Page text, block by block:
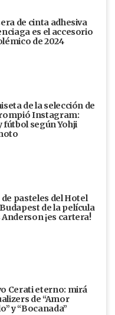
de cinta adhesiva
es el accesorio
de 2024
de la selección de
Instagram:
fútbol según Yohji
de pasteles del Hotel
de la película
Anderson ¡es cartera!
Cerati eterno: mirá
de “Amor
y “Bocanada”